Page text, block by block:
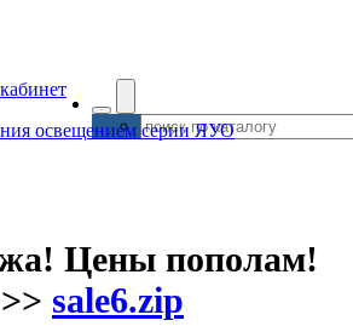
освещением серии ЯУО
Цены пополам!
sale6.zip